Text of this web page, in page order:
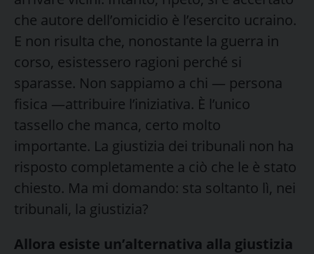
che autore dell’omicidio è l’esercito ucraino.
E non risulta che, nonostante la guerra in
corso, esistessero ragioni perché si
sparasse. Non sappiamo a chi — persona
fisica —attribuire l’iniziativa. È l’unico
tassello che manca, certo molto
importante. La giustizia dei tribunali non ha
risposto completamente a ciò che le è stato
chiesto. Ma mi domando: sta soltanto lì, nei
tribunali, la giustizia?
Allora esiste un’alternativa alla giustizia